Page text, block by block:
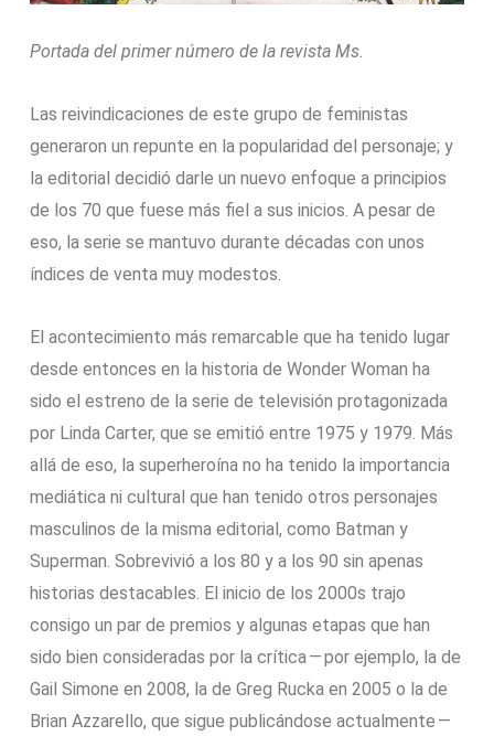
Portada del primer número de la revista Ms.
Las reivindicaciones de este grupo de feministas
generaron un repunte en la popularidad del personaje; y
la editorial decidió darle un nuevo enfoque a principios
de los 70 que fuese más fiel a sus inicios. A pesar de
eso, la serie se mantuvo durante décadas con unos
índices de venta muy modestos.
El acontecimiento más remarcable que ha tenido lugar
desde entonces en la historia de Wonder Woman ha
sido el estreno de la serie de televisión protagonizada
por Linda Carter, que se emitió entre 1975 y 1979. Más
allá de eso, la superheroína no ha tenido la importancia
mediática ni cultural que han tenido otros personajes
masculinos de la misma editorial, como Batman y
Superman. Sobrevivió a los 80 y a los 90 sin apenas
historias destacables. El inicio de los 2000s trajo
consigo un par de premios y algunas etapas que han
sido bien consideradas por la crítica — por ejemplo, la de
Gail Simone en 2008, la de Greg Rucka en 2005 o la de
Brian Azzarello, que sigue publicándose actualmente —